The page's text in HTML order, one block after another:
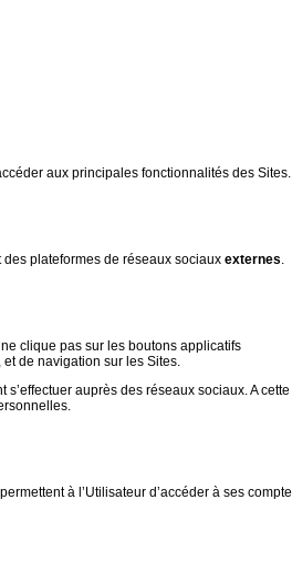
aux principales fonctionnalités des Sites.
plateformes de réseaux sociaux externes.
clique pas sur les boutons applicatifs
de navigation sur les Sites.
auprès des réseaux sociaux. A cette
à l’Utilisateur d’accéder à ses compte